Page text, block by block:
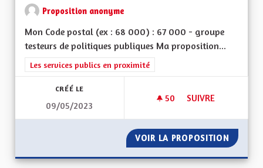
Proposition anonyme
Mon Code postal (ex : 68 000) : 67 000 - groupe
testeurs de politiques publiques Ma proposition...
Filtrer les résultats de la catégorie : Les services publics en
Les services publics en proximité
CRÉÉ LE
09/05/2023
50 50 ABONNÉS
SUIVRE
VOIR LA PROPOSITION